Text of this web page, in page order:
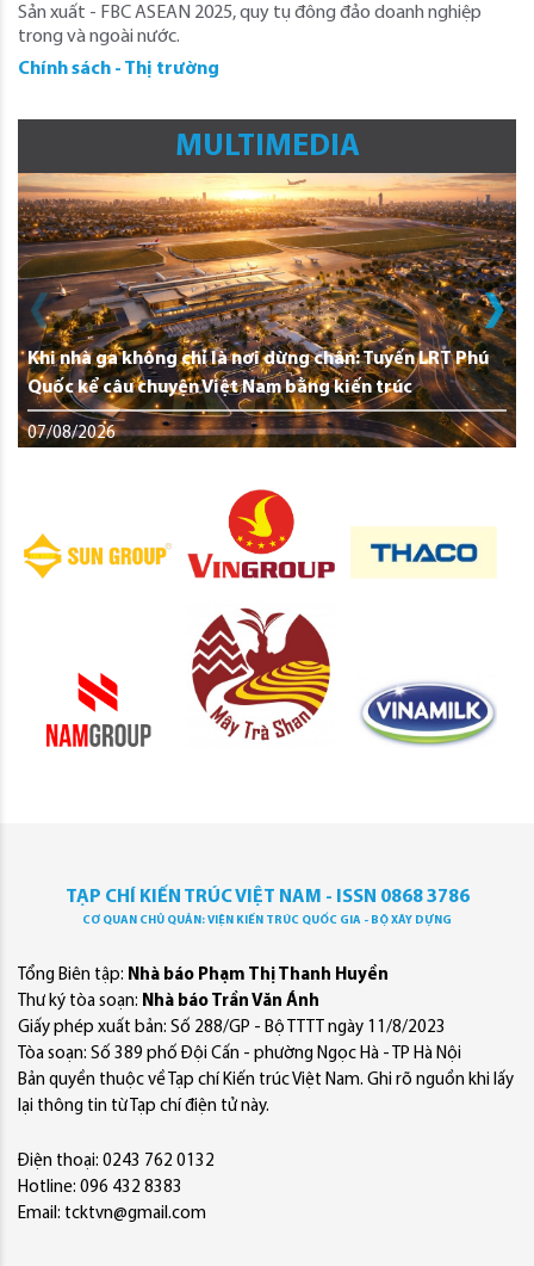
Sản xuất - FBC ASEAN 2025, quy tụ đông đảo doanh nghiệp
trong và ngoài nước.
Chính sách - Thị trường
MULTIMEDIA
Khi nhà ga không chỉ là nơi dừng chân: Tuyến LRT Phú
Quốc kể câu chuyện Việt Nam bằng kiến trúc
07/08/2026
TẠP CHÍ KIẾN TRÚC VIỆT NAM - ISSN 0868 3786
CƠ QUAN CHỦ QUẢN: VIỆN KIẾN TRÚC QUỐC GIA - BỘ XÂY DỰNG
Tổng Biên tập: Nhà báo Phạm Thị Thanh Huyền
Thư ký tòa soạn: Nhà báo Trần Văn Ánh
Giấy phép xuất bản: Số 288/GP - Bộ TTTT ngày 11/8/2023
Tòa soạn: Số 389 phố Đội Cấn - phường Ngọc Hà - TP Hà Nội
Bản quyền thuộc về Tạp chí Kiến trúc Việt Nam. Ghi rõ nguồn khi lấy
lại thông tin từ Tạp chí điện tử này.
Điện thoại: 0243 762 0132
Hotline: 096 432 8383
Email: tcktvn@gmail.com